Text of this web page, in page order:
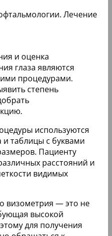
и оценка
глаза являются
процедурами.
степень
используются
и таблицы с буквами
Пациенту
расстояний и
видимых
визометрия — это не
высокой
для получения